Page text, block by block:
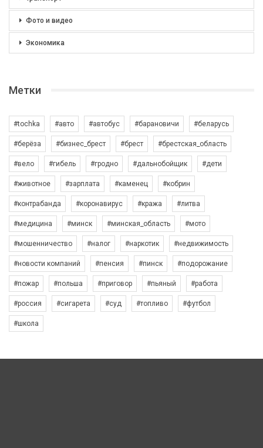
Фото и видео
Экономика
Метки
#tochka #авто #автобус #барановичи #беларусь
#берёза #бизнес_брест #брест #брестская_область
#вело #гибель #гродно #дальнобойщик #дети
#животное #зарплата #каменец #кобрин
#контрабанда #коронавирус #кража #литва
#медицина #минск #минская_область #мото
#мошенничество #налог #наркотик #недвижимость
#новости компаний #пенсия #пинск #подорожание
#пожар #польша #приговор #пьяный #работа
#россия #сигарета #суд #топливо #футбол
#школа